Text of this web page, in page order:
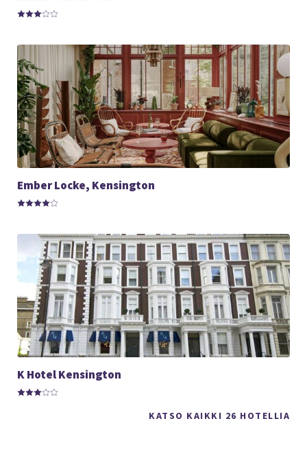
KATSO KAIKKI 26 HOTELLIA
Ember Locke, Kensington
K Hotel Kensington